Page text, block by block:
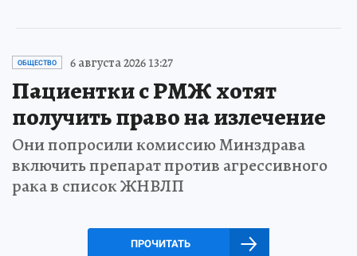
ОБЩЕСТВО 6 августа 2026 13:27
Пациентки с РМЖ хотят
получить право на излечение
Они попросили комиссию Минздрава
включить препарат против агрессивного
рака в список ЖНВЛП
ПРОЧИТАТЬ